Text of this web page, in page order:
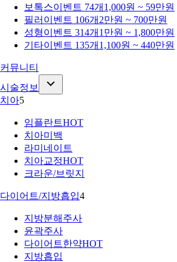
보톡스이벤트 74개 1,000원 ~ 59만원
필러 이벤트 106개 2만원 ~ 700만원
성형이벤트 314개 1만원 ~ 1,800만원
기타이벤트 135개 1,100원 ~ 440만원
커뮤니티
시술정보
치아5
임플란트HOT
치아미백
라미네이트
치아교정HOT
크라운/브릿지
다이어트/지방흡입4
지방분해주사
윤곽주사
다이어트한약HOT
지방흡입